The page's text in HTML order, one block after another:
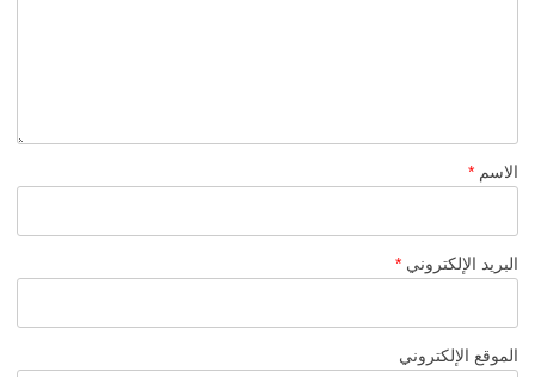
الاسم *
البريد الإلكتروني *
الموقع الإلكتروني